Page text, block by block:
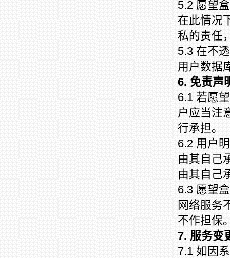
5.2 愿望
在此情况
私的责任
5.3 在不
用户数据
6. 免责声
6.1 若愿
户应当注
行承担。
6.2 用户
由其自己
由其自己
6.3 愿望
网络服务
不作担保
7. 服务变
7.1 如因